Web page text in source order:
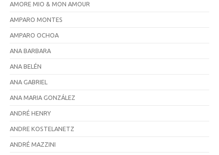
AMORE MIO & MON AMOUR
AMPARO MONTES
AMPARO OCHOA
ANA BARBARA
ANA BELÉN
ANA GABRIEL
ANA MARIA GONZÁLEZ
ANDRÉ HENRY
ANDRE KOSTELANETZ
ANDRÉ MAZZINI